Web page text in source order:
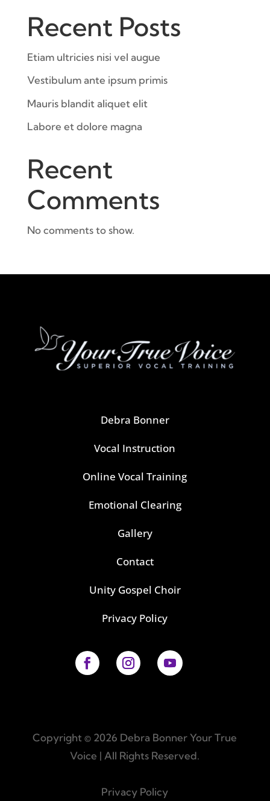
Recent Posts
Etiam ultricies nisi vel augue
Vestibulum ante ipsum primis
Mauris blandit aliquet elit
Labore et dolore magna
Recent
Comments
No comments to show.
Debra Bonner
Vocal Instruction
Online Vocal Training
Emotional Clearing
Gallery
Contact
Unity Gospel Choir
Privacy Policy
Copyright © 2026 Debra Bonner Your True
Voice | All Rights Reserved.
Privacy Policy